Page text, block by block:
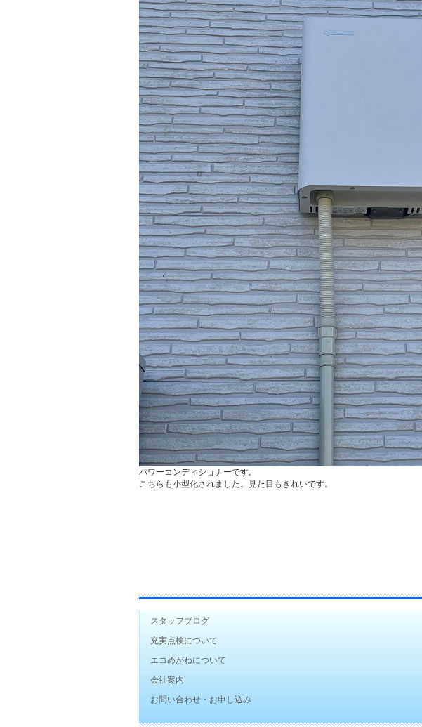
パワーコンディショナーです。
こちらも小型化されました。見た目もきれいです。
スタッフブログ
充実点検について
エコめがねについて
会社案内
お問い合わせ・お申し込み